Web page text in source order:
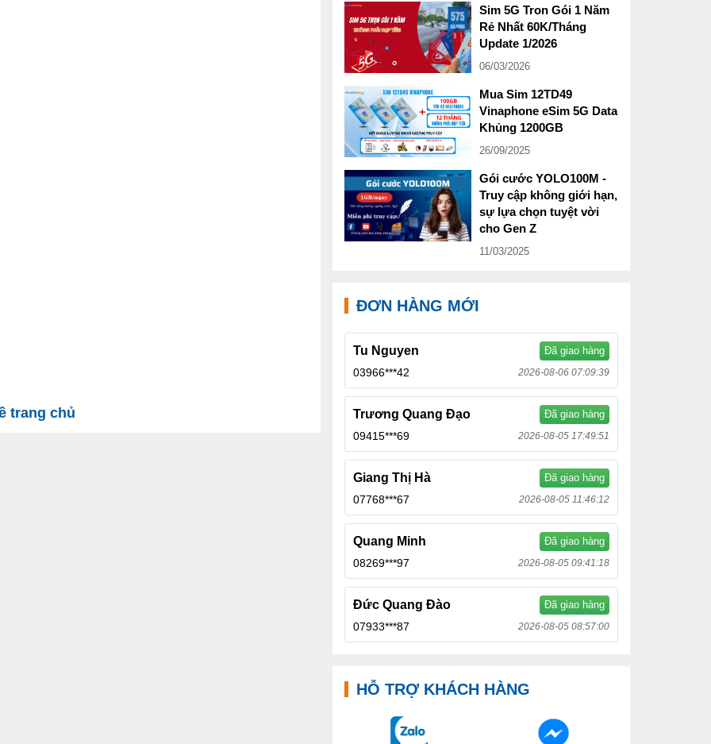
trang chủ
Sim 5G Tron Gói 1 Năm
Rẻ Nhất 60K/Tháng
Update 1/2026
06/03/2026
Mua Sim 12TD49
Vinaphone eSim 5G Data
Khủng 1200GB
26/09/2025
Gói cước YOLO100M -
Truy cập không giới hạn,
sự lựa chọn tuyệt vời
cho Gen Z
11/03/2025
ĐƠN HÀNG MỚI
Tu Nguyen Đã giao hàng
03966***42 2026-08-06 07:09:39
Trương Quang Đạo Đã giao hàng
09415***69 2026-08-05 17:49:51
Giang Thị Hà Đã giao hàng
07768***67 2026-08-05 11:46:12
Quang Minh Đã giao hàng
08269***97 2026-08-05 09:41:18
Đức Quang Đào Đã giao hàng
07933***87 2026-08-05 08:57:00
HỖ TRỢ KHÁCH HÀNG